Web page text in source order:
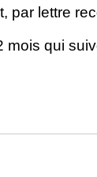
par lettre
mois qui